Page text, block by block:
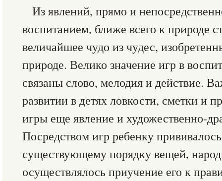
Из явлений, прямо и
воспитанием, ближе всего к природе
величайшее чудо из чудес,
природе. Велико значение игр в
связаны слово, мелодия и действие.
развитии в детях ловкости, сметки и
игры еще явление и художественно-
Посредством игр ребенку
существующему порядку вещей,
осуществлялось приучение его к